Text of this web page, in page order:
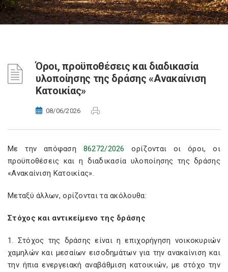
Όροι, προϋποθέσεις και διαδικασία
υλοποίησης της δράσης «Ανακαίνιση
Κατοικίας»
08/06/2026
Με την απόφαση 86272/2026ορίζονται οι όροι, οι
προϋποθέσεις και η διαδικασία υλοποίησης της δράσης
«Ανακαίνιση Κατοικίας».
Μεταξύ άλλων, ορίζονται τα ακόλουθα:
Στόχος και αντικείμενο της δράσης
1. Στόχος της δράσης είναι η επιχορήγηση νοικοκυριών
χαμηλών και μεσαίων εισοδημάτων για την ανακαίνιση και
την ήπια ενεργειακή αναβάθμιση κατοικιών, με στόχο την